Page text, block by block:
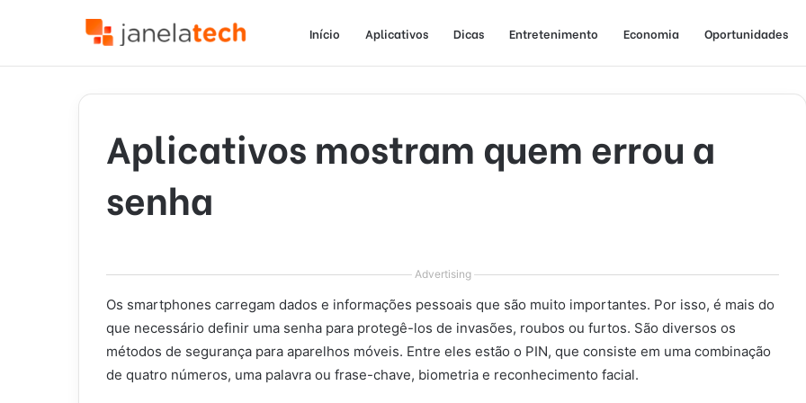
Início Aplicativos Dicas Entretenimento Economia Oportunidades
Aplicativos mostram quem errou a
senha
Advertising
Os smartphones carregam dados e informações pessoais que são muito importantes. Por isso, é mais do
que necessário definir uma senha para protegê-los de invasões, roubos ou furtos. São diversos os
métodos de segurança para aparelhos móveis. Entre eles estão o PIN, que consiste em uma combinação
de quatro números, uma palavra ou frase-chave, biometria e reconhecimento facial.